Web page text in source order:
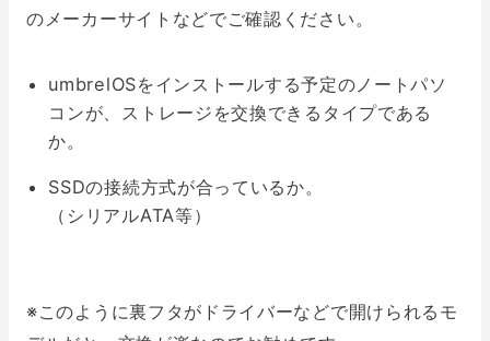
のメーカーサイトなどでご確認ください。
umbrelOSをインストールする予定のノートパソ
コンが、ストレージを交換できるタイプである
か。
SSDの接続方式が合っているか。
（シリアルATA等）
※このように裏フタがドライバーなどで開けられるモ